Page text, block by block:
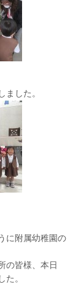
ました。
に附属幼稚園の
の皆様、本日
た。